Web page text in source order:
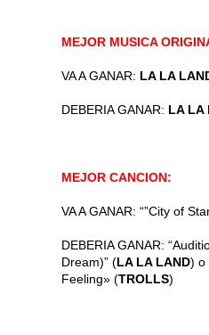
MEJOR MUSICA
VA A GANAR: LA LA
DEBERIA GANAR: LA LA
MEJOR CANCION:
VA A GANAR: “”City of
DEBERIA GANAR:
Dream)” (LA LA LAND) o
Feeling» (TROLLS)